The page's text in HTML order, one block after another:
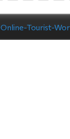
Online-Tourist-